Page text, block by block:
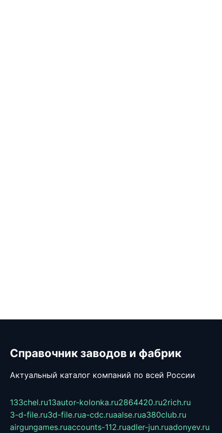
Справочник заводов и фабрик
Актуальный каталог компаний по всей России
133chel.ru13autor-kolonka.ru2864420.ru2rich.ru
3-d-file.ru3d-file.rua-cdc.ruaalse.rua380club.ru
airgungames.ruaccounts-112.ruadler-jun.ruadonyev.ru